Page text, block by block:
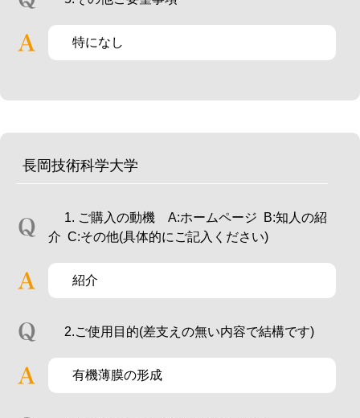
特になし
長岡技術科学大学
1. ご購入の動機 A:ホームページ B:知人の紹
介 C:その他(具体的にご記入ください)
紹介
2.ご使用目的(差支えの無い内容で結構です)
有機薄膜の形成